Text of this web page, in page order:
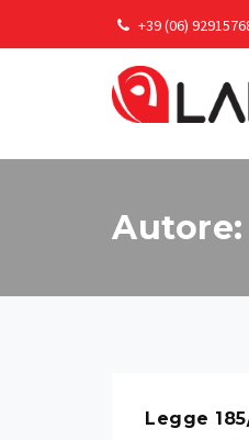
+39 (06)
Autore:
Legge